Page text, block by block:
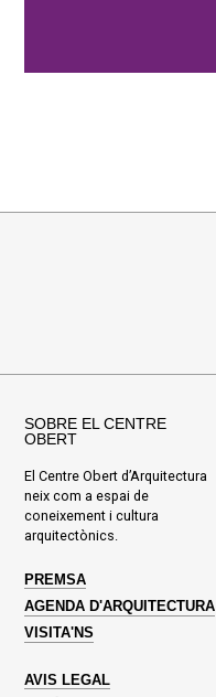
SOBRE EL CENTRE
OBERT
El Centre Obert d’Arquitectura
neix com a espai de
coneixement i cultura
arquitectònics.
PREMSA
AGENDA D'ARQUITECTURA
VISITA'NS
AVIS LEGAL